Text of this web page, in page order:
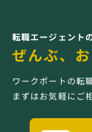
転職エージェント
ぜんぶ、お
ワークポートの転
まずはお気軽にご